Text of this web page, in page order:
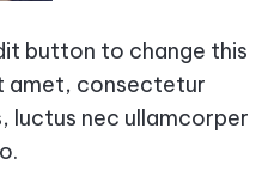
button to change this
amet, consectetur
luctus nec ullamcorper